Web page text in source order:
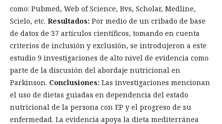
como: Pubmed, Web of Science, Bvs, Scholar, Medline,
Scielo, etc. Resultados: Por medio de un cribado de base
de datos de 37 artículos científicos, tomando en cuenta
criterios de inclusión y exclusión, se introdujeron a este
estudio 9 investigaciones de alto nivel de evidencia como
parte de la discusión del abordaje nutricional en
Parkinson. Conclusiones: Las investigaciones mencionan
el uso de dietas guiadas en dependencia del estado
nutricional de la persona con EP y el progreso de su
enfermedad. La evidencia apoya la dieta mediterránea